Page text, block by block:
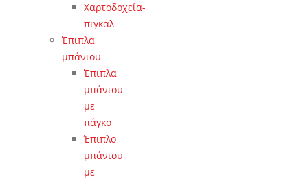
Χαρτοδοχεία-
πιγκαλ
Έπιπλα
μπάνιου
Έπιπλα
μπάνιου
με
πάγκο
Έπιπλο
μπάνιου
με